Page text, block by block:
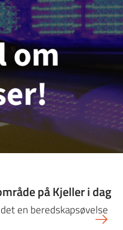
på Kjeller i dag
en beredskapsøvelse